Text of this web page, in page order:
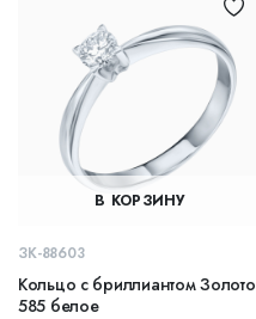
В КОРЗИНУ
ЗК-88603
Кольцо с бриллиантом Золото
585 белое